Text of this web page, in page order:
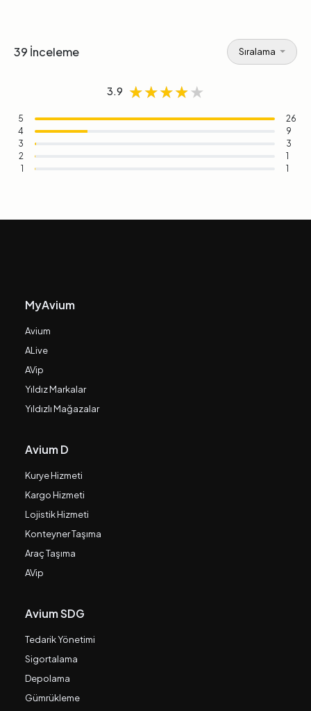
39 İnceleme Sıralama
3.9 ★★★★★
★★★★★
★★★★★
5
26
4
9
3
3
2
1
1
1
MyAvium
Avium
ALive
AVip
Yıldız Markalar
Yıldızlı Mağazalar
Avium D
Kurye Hizmeti
Kargo Hizmeti
Lojistik Hizmeti
Konteyner Taşıma
Araç Taşıma
AVip
Avium SDG
Tedarik Yönetimi
Sigortalama
Depolama
Gümrükleme